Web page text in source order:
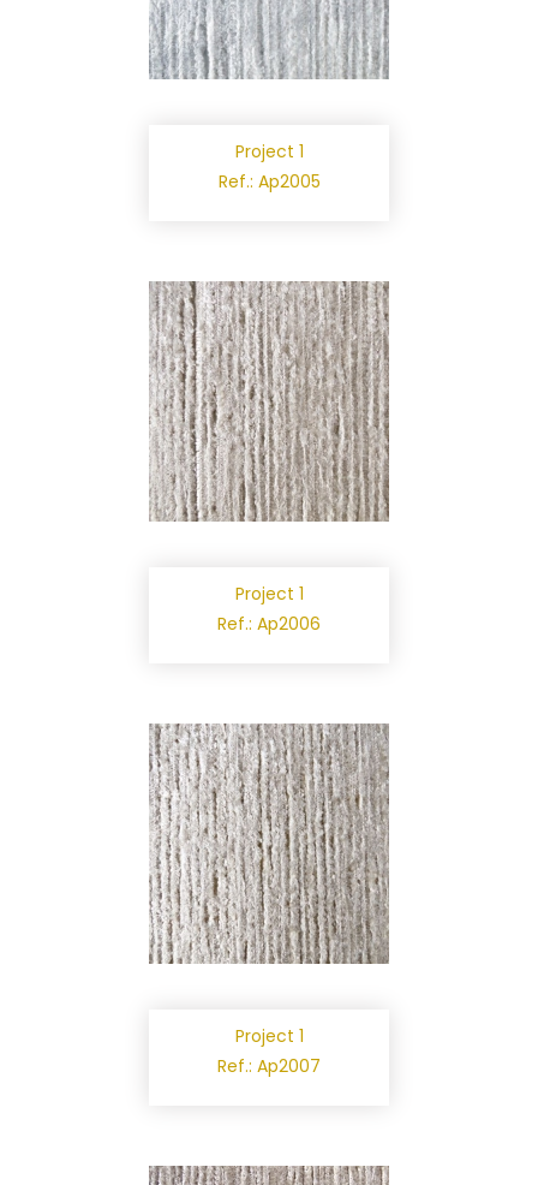
Project 1
Ref.: Ap2005
Project 1
Ref.: Ap2006
Project 1
Ref.: Ap2007